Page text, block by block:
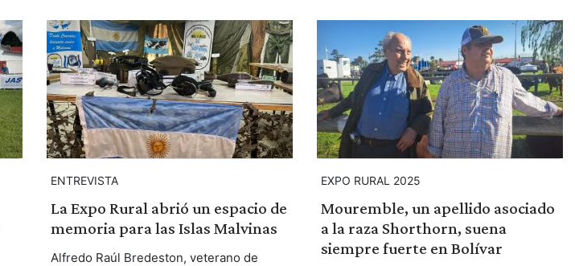
ENTREVISTA
La Expo Rural abrió un espacio de
memoria para las Islas Malvinas
Alfredo Raúl Bredeston, veterano de
EXPO RURAL 2025
Mouremble, un apellido asociado
a la raza Shorthorn, suena
siempre fuerte en Bolívar